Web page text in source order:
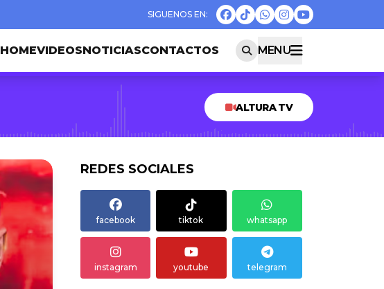
HOMEVIDEOSNOTICIASCONTACTOS MENU
ALTURA TV
REDES SOCIALES
facebook tiktok whatsapp
instagram youtube telegram